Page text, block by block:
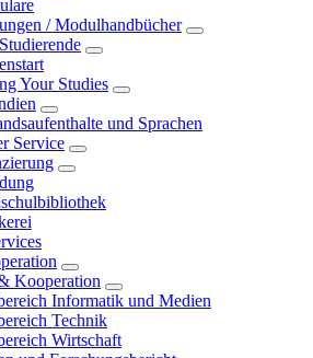
/ Modulhandbücher
Your Studies
und Sprachen
Service
Kooperation
Informatik und Medien
Technik
Wirtschaft